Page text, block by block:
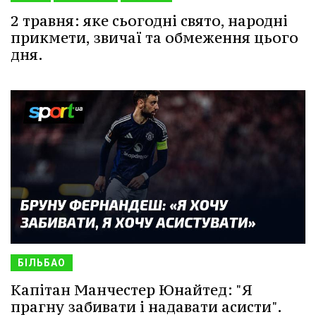
2 травня: яке сьогодні свято, народні
прикмети, звичаї та обмеження цього
дня.
БІЛЬБАО
Капітан Манчестер Юнайтед: "Я
прагну забивати і надавати асисти".